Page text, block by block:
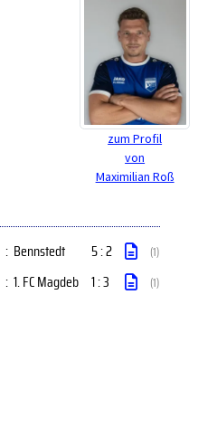
zum Profil
von
Maximilian Roß
: Bennstedt 5 : 2 (1)
: 1. FC Magdeb 1 : 3 (1)